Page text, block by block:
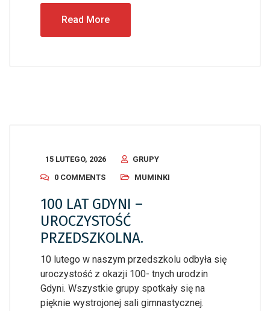
Read More
15 LUTEGO, 2026
GRUPY
0 COMMENTS
MUMINKI
100 LAT GDYNI –
UROCZYSTOŚĆ
PRZEDSZKOLNA.
10 lutego w naszym przedszkolu odbyła się
uroczystość z okazji 100- tnych urodzin
Gdyni. Wszystkie grupy spotkały się na
pięknie wystrojonej sali gimnastycznej.